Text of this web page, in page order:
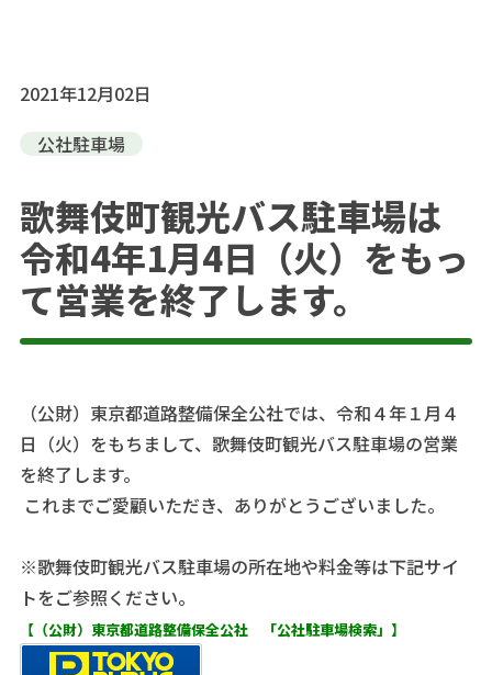
2021年12月02日
公社駐車場
歌舞伎町観光バス駐車場は
令和4年1月4日（火）をもっ
て営業を終了します。
（公財）東京都道路整備保全公社では、令和４年１月４
日（火）をもちまして、歌舞伎町観光バス駐車場の営業
を終了します。
これまでご愛顧いただき、ありがとうございました。
※歌舞伎町観光バス駐車場の所在地や料金等は下記サイ
トをご参照ください。
【（公財）東京都道路整備保全公社 「公社駐車場検索」】